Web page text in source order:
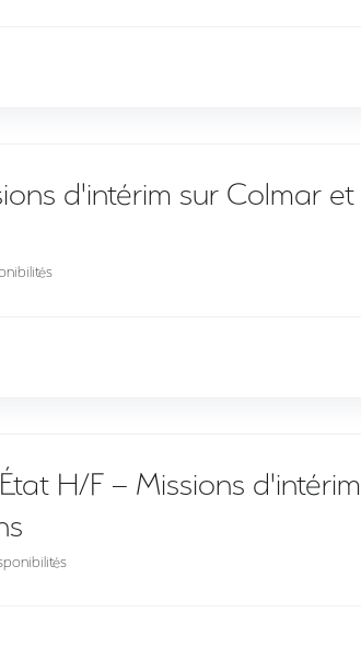
d'intérim sur Colmar et
H/F – Missions d'intérim